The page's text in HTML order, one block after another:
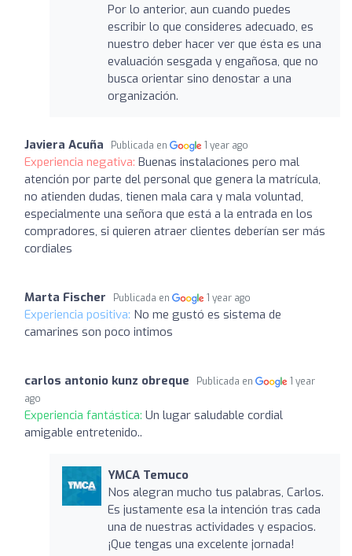
Por lo anterior, aun cuando puedes
escribir lo que consideres adecuado, es
nuestro deber hacer ver que ésta es una
evaluación sesgada y engañosa, que no
busca orientar sino denostar a una
organización.
Javiera Acuña Publicada en 1 year ago
Experiencia negativa: Buenas instalaciones pero mal
atención por parte del personal que genera la matrícula,
no atienden dudas, tienen mala cara y mala voluntad,
especialmente una señora que está a la entrada en los
compradores, si quieren atraer clientes deberían ser más
cordiales
Marta Fischer Publicada en 1 year ago
Experiencia positiva: No me gustó es sistema de
camarines son poco intimos
carlos antonio kunz obreque Publicada en
1 year
ago
Experiencia fantástica: Un lugar saludable cordial
amigable entretenido..
YMCA Temuco
Nos alegran mucho tus palabras, Carlos.
Es justamente esa la intención tras cada
una de nuestras actividades y espacios.
¡Que tengas una excelente jornada!